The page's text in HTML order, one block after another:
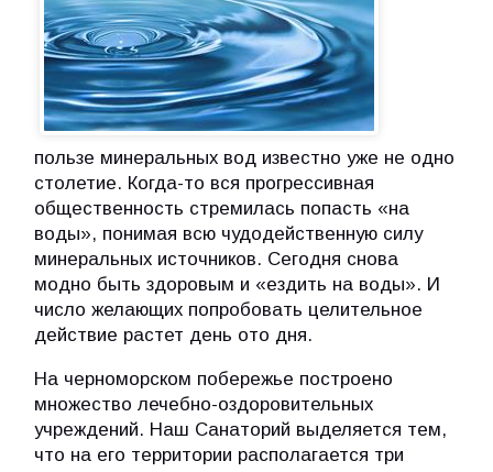
пользе минеральных вод известно уже не одно
столетие. Когда-то вся прогрессивная
общественность стремилась попасть «на
воды», понимая всю чудодейственную силу
минеральных источников. Сегодня снова
модно быть здоровым и «ездить на воды». И
число желающих попробовать целительное
действие растет день ото дня.
На черноморском побережье построено
множество лечебно-оздоровительных
учреждений. Наш Санаторий выделяется тем,
что на его территории располагается три